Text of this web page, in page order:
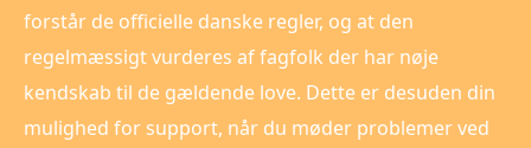
forstår de officielle danske regler, og at den
regelmæssigt vurderes af fagfolk der har nøje
kendskab til de gældende love. Dette er desuden din
mulighed for support, når du møder problemer ved